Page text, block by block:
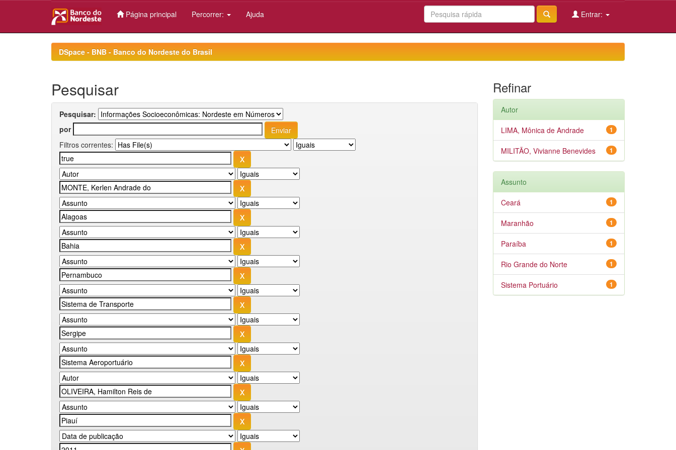
Página principal Percorrer: Ajuda Entrar:
DSpace - BNB - Banco do Nordeste do Brasil
Pesquisar
Pesquisar:
por
Filtros correntes:
Refinar
Autor
1
LIMA, Mônica de Andrade
1
MILITÃO, Vivianne Benevides
Assunto
1
Ceará
1
Maranhão
1
Paraíba
1
Rio Grande do Norte
1
Sistema Portuário